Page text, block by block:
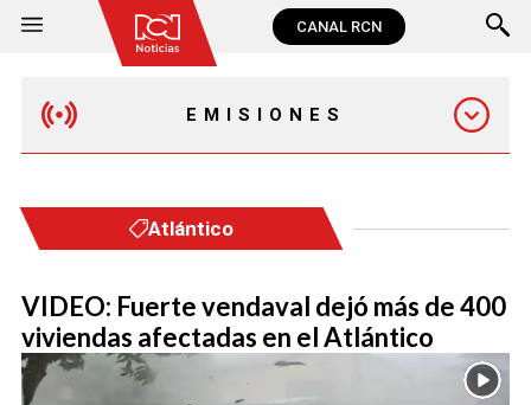
CANAL RCN
EMISIONES
EMISIÓN 7:00 PM
Atlántico
VIDEO: Fuerte vendaval dejó más de 400
viviendas afectadas en el Atlántico